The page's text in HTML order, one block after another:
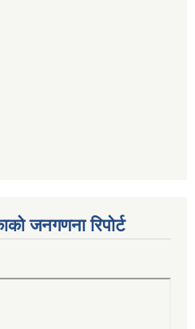
जनगणना रिपोर्ट